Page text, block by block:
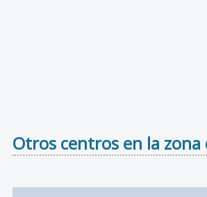
Otros centros en la zona